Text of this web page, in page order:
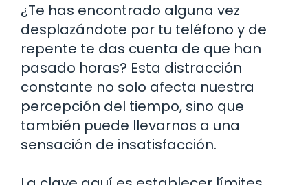
¿Te has encontrado alguna vez
desplazándote por tu teléfono y de
repente te das cuenta de que han
pasado horas? Esta distracción
constante no solo afecta nuestra
percepción del tiempo, sino que
también puede llevarnos a una
sensación de insatisfacción.